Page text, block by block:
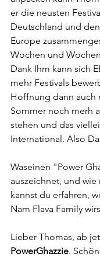
er die neusten
Deutschland und
Europe
Wochen und
Dank Ihm kann sich
mehr Festivals
Hoffnung dann auch
Sommer noch merh
stehen und das
International. Also
Waseinen "Power
auszeichnet, und
kannst du erfahren,
Nam Flava Family
Lieber Thomas, ab
PowerGhazzie.